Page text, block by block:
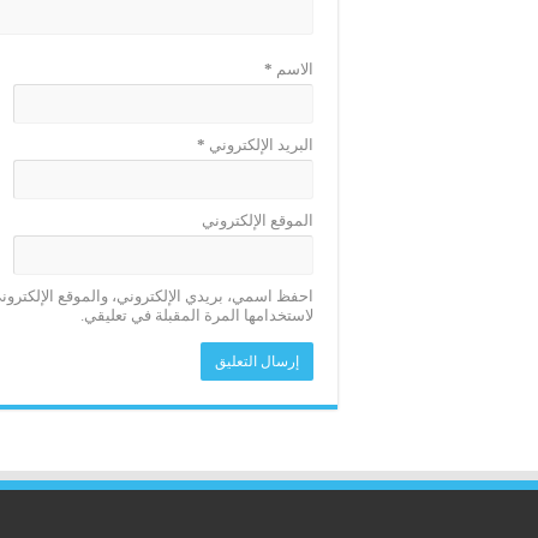
الاسم *
البريد الإلكتروني *
الموقع الإلكتروني
احفظ اسمي، بريدي الإلكتروني، والموقع
لاستخدامها المرة المقبلة في تعليقي.